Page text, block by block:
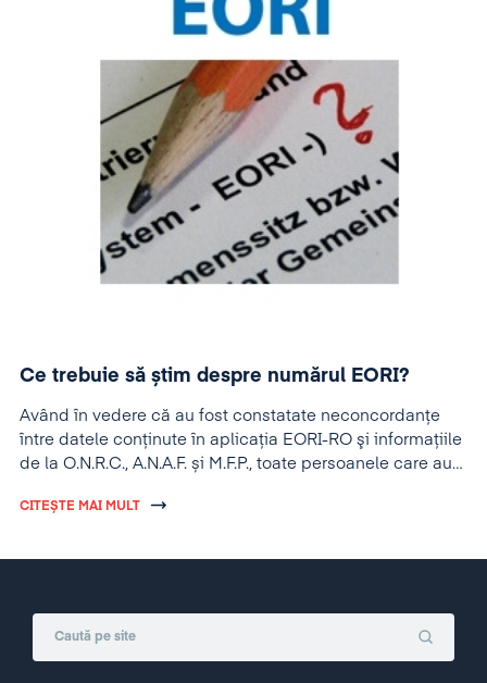
Ce trebuie să știm despre numărul EORI?
Având în vedere că au fost constatate neconcordanţe
între datele conţinute în aplicaţia EORI-RO şi informaţiile
de la O.N.R.C., A.N.A.F. și M.F.P., toate persoanele care au
actualizeze, dacă este cazul, datele cuprinse în cererea
efectuează potrivit prevederilor art. 18 din Ordinul
CITEȘTE MAI MULT